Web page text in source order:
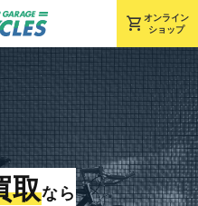
shopping_cart オンライン
ショップ
取なら